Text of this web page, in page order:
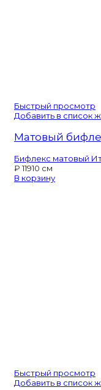
Быстрый просмотр
Добавить в список
Матовый
Бифлекс матовый
₽ 11910 см
В корзину
Быстрый просмотр
Добавить в список